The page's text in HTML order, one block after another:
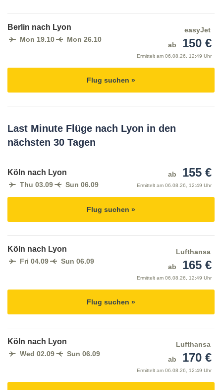
Berlin nach Lyon
Mon 19.10 Mon 26.10
easyJet
ab
150 €
Ermittelt am 06.08.26, 12:49 Uhr
Flug suchen »
Last Minute Flüge nach Lyon in den
nächsten 30 Tagen
Köln nach Lyon
Thu 03.09 Sun 06.09
ab 155 €
Ermittelt am 06.08.26, 12:49 Uhr
Flug suchen »
Köln nach Lyon
Fri 04.09 Sun 06.09
Lufthansa
ab
165 €
Ermittelt am 06.08.26, 12:49 Uhr
Flug suchen »
Köln nach Lyon
Wed 02.09 Sun 06.09
Lufthansa
ab
170 €
Ermittelt am 06.08.26, 12:49 Uhr